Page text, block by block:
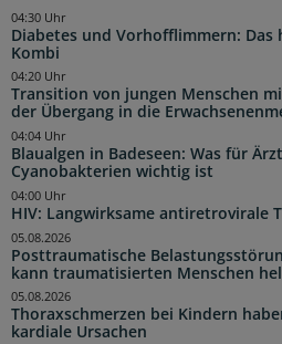
Diabetes und Vorhofflimmern:
Kombi
04:30 Uhr
Transition von jungen Menschen
der Übergang in die
04:20 Uhr
Blaualgen in Badeseen: Was für
Cyanobakterien wichtig ist
04:04 Uhr
HIV: Langwirksame antiretrovirale
04:00 Uhr
Posttraumatische
kann traumatisierten Menschen
05.08.2026
Thoraxschmerzen bei Kindern
kardiale Ursachen
05.08.2026